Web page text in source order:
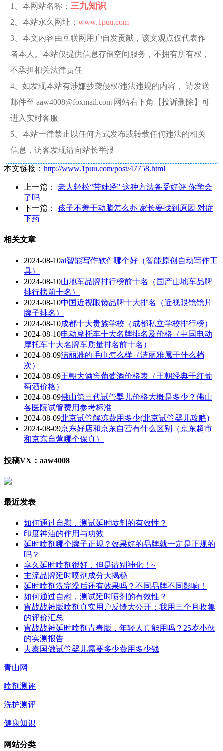
1、本网站名称： 三九知识
2、本站永久网址： www.1puu.com
3、本文内容由互联网用户自发贡献，该文观点仅代表作
者本人。本站仅提供信息存储空间服务，不拥有所有权，
不承担相关法律责任
4、如发现本站有涉嫌抄袭侵权/违法违规的内容， 请发送
邮件至 aaw4008@foxmail.com 网站右下角【投诉删除】可
进入实时客服
5、本站一律禁止以任何方式发布或转载任何违法的相关
信息，访客发现请向站长举报
本文链接： http://www.1puu.com/post/47758.html
上一篇： 老人轻松“带娃经” 这种方法备受好评 你学会
了吗
下一篇： 孩子不善于动脑怎么办 家长要找到原因 对症
下药
相关文章
2024-08-10ai智能写作软件哪个好（智能原创自动写作工
具）
2024-08-10山地车品牌排行榜前十名（国产山地车品牌
排行榜前十名）
2024-08-10中国近视眼镜品牌十大排名（近视眼镜镜片
牌子排名）
2024-08-10成都十大贵族学校（成都私立学校排行榜）
2024-08-10电动摩托车十大名牌排名及价格（中国电动
摩托车十大名牌车质量排名前十名）
2024-08-09洁丽雅的毛巾怎么样（洁丽雅属于什么档
次）
2024-08-09王朝大酒窖葡萄酒价格表（王朝经典干红葡
萄酒价格）
2024-08-09佛山第三代试管婴儿价格大概是多少？佛山
各医院试管费用参考标准
2024-08-09北京试管解冻费用多少(北京试管婴儿攻略)
2024-08-09京东好店和京东自营有什么区别（京东超市
和京东自营哪个保真）
投稿VX：aaw4008
最近发表
如何通过自慰，测试延时喷剂的有效性？
印度神油的作用与功效
延时喷剂哪个牌子正规？效果好的品牌就一定是正规的
吗？
享久延时喷剂很好，但是请别神化！~
主流品牌延时喷剂成分大揭秘
延时喷剂洗完澡后还有效果吗？不同品牌不同影响！
如何通过自慰，测试延时喷剂的有效性？
宵战战神版喷剂真实用户反馈大公开：我用三个月收集
的评价汇总
宵战战神延时喷剂青春版，年轻人真能用吗？25岁小伙
的实测报告
去泰国做试管婴儿需要多少费用多少钱
青山网
喷剂测评
洗护测评
健康知识
网站分类